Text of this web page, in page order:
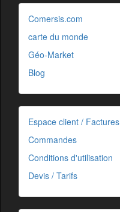
Comersis.com
carte du monde
Géo-Market
Blog
Espace client / Factures
Commandes
Conditions d'utilisation
Devis / Tarifs